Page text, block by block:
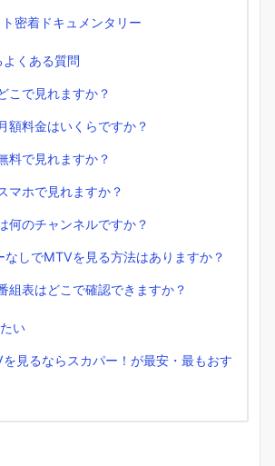
密着ドキュメンタリー
くある質問
こで見れますか？
額料金はいくらですか？
料で見れますか？
マホで見れますか？
何のチャンネルですか？
なしでMTVを見る方法はありますか？
組表はどこで確認できますか？
い
見るならスカパー！が最安・最もおす